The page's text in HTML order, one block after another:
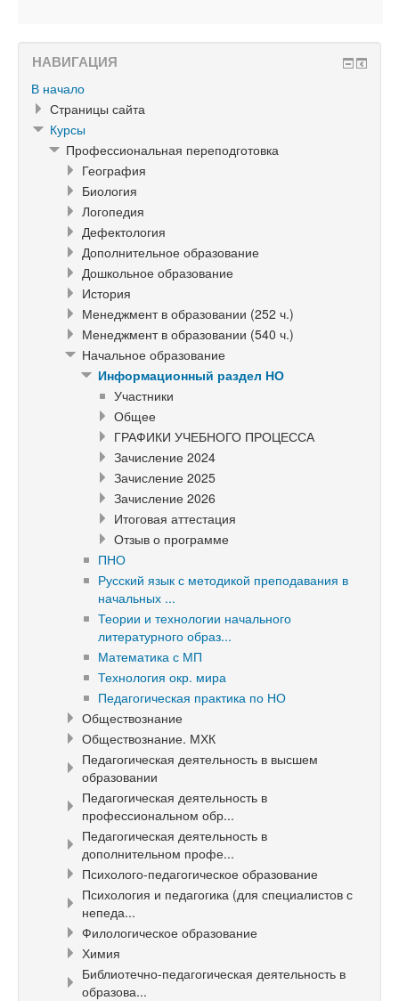
НАВИГАЦИЯ
В начало
Страницы сайта
Курсы
Профессиональная переподготовка
География
Биология
Логопедия
Дефектология
Дополнительное образование
Дошкольное образование
История
Менеджмент в образовании (252 ч.)
Менеджмент в образовании (540 ч.)
Начальное образование
Информационный раздел НО
Участники
Общее
ГРАФИКИ УЧЕБНОГО ПРОЦЕССА
Зачисление 2024
Зачисление 2025
Зачисление 2026
Итоговая аттестация
Отзыв о программе
ПНО
Русский язык с методикой преподавания в
начальных ...
Теории и технологии начального
литературного образ...
Математика с МП
Технология окр. мира
Педагогическая практика по НО
Обществознание
Обществознание. МХК
Педагогическая деятельность в высшем
образовании
Педагогическая деятельность в
профессиональном обр...
Педагогическая деятельность в
дополнительном профе...
Психолого-педагогическое образование
Психология и педагогика (для специалистов с
непеда...
Филологическое образование
Химия
Библиотечно-педагогическая деятельность в
образова...